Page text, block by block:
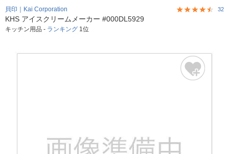
貝印｜Kai Corporation 32
KHS アイスクリームメーカー #000DL5929
キッチン用品 - ランキング 1位